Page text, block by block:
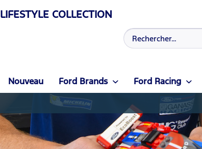
LIFESTYLE COLLECTION
Nouveau Ford Brands Ford Racing